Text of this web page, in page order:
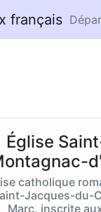
français
Église
catholique
Jacques-du-
Marc, inscrite